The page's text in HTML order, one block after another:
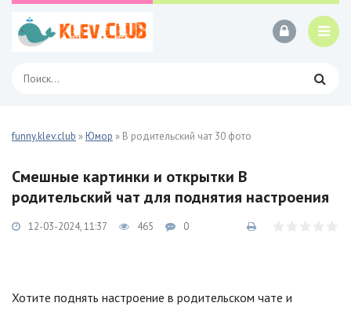
funny.klev.club »Юмор » В родительский чат 30 фото
Смешные картинки и открытки В
родительский чат для поднятия настроения
12-03-2024, 11:37 465 0
Хотите поднять настроение в родительском чате и